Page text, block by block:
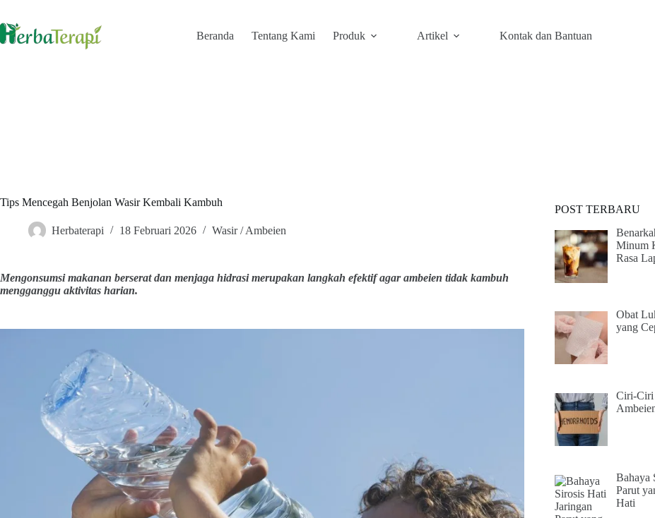
content
Beranda Tentang Kami Produk Artikel Kontak dan Bantuan
Tips Mencegah Benjolan Wasir Kembali Kambuh
Herbaterapi 18 Februari 2026 Wasir / Ambeien
Mengonsumsi makanan berserat dan menjaga hidrasi merupakan langkah efektif agar ambeien tidak kambuh
mengganggu aktivitas harian.
POST TERBARU
Minum
Rasa
Obat
yang
Ciri-Ciri
Bahaya
Parut
Hati